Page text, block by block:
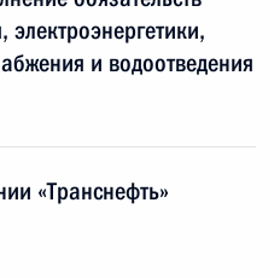
и водоотведения
«Транснефть»